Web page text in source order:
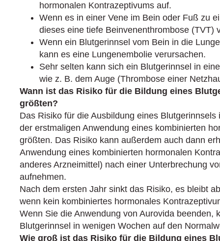
hormonalen Kontrazeptivums auf.
Wenn es in einer Vene im Bein oder Fuß zu
dieses eine tiefe Beinvenenthrombose (TVT)
Wenn ein Blutgerinnsel vom Bein in die
kann es eine Lungenembolie verursachen.
Sehr selten kann sich ein Blutgerinnsel in
wie z. B. dem Auge (Thrombose einer
Wann ist das Risiko für die Bildung eines
größten?
Das Risiko für die Ausbildung eines
der erstmaligen Anwendung eines kombinierten
größten. Das Risiko kann außerdem auch dann
Anwendung eines kombinierten hormonalen
anderes Arzneimittel) nach einer Unterbrechung
aufnehmen.
Nach dem ersten Jahr sinkt das Risiko, es bleibt
wenn kein kombiniertes hormonales
Wenn Sie die Anwendung von Aurovida beenden,
Blutgerinnsel in wenigen Wochen auf den
Wie groß ist das Risiko für die Bildung eines